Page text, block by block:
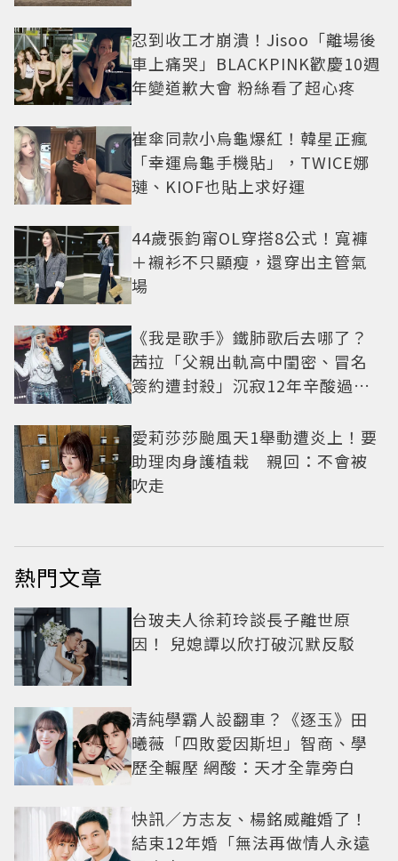
忍到收工才崩潰！Jisoo「離場後
車上痛哭」BLACKPINK歡慶10週
年變道歉大會 粉絲看了超心疼
崔傘同款小烏龜爆紅！韓星正瘋
「幸運烏龜手機貼」，TWICE娜
璉、KIOF也貼上求好運
44歲張鈞甯OL穿搭8公式！寬褲
＋襯衫不只顯瘦，還穿出主管氣
場
《我是歌手》鐵肺歌后去哪了？
茜拉「父親出軌高中閨密、冒名
簽約遭封殺」沉寂12年辛酸過往
愛莉莎莎颱風天1舉動遭炎上！要
助理肉身護植栽 親回：不會被
吹走
熱門文章
台玻夫人徐莉玲談長子離世原
因！ 兒媳譚以欣打破沉默反駁
清純學霸人設翻車？《逐玉》田
曦薇「四敗愛因斯坦」智商、學
歷全輾壓 網酸：天才全靠旁白
快訊／方志友、楊銘威離婚了！
結束12年婚「無法再做情人永遠